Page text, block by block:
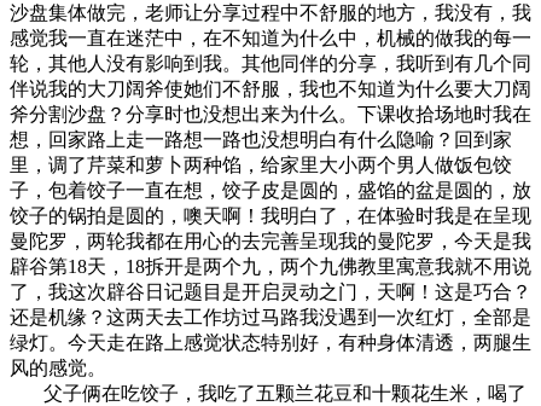
沙盘集体做完，老师让分享过程中不舒服的地方，我没有，我
感觉我一直在迷茫中，在不知道为什么中，机械的做我的每一
轮，其他人没有影响到我。其他同伴的分享，我听到有几个同
伴说我的大刀阔斧使她们不舒服，我也不知道为什么要大刀阔
斧分割沙盘？分享时也没想出来为什么。下课收拾场地时我在
想，回家路上走一路想一路也没想明白有什么隐喻？回到家
里，调了芹菜和萝卜两种馅，给家里大小两个男人做饭包饺
子，包着饺子一直在想，饺子皮是圆的，盛馅的盆是圆的，放
饺子的锅拍是圆的，噢天啊！我明白了，在体验时我是在呈现
曼陀罗，两轮我都在用心的去完善呈现我的曼陀罗，今天是我
辟谷第18天，18拆开是两个九，两个九佛教里寓意我就不用说
了，我这次辟谷日记题目是开启灵动之门，天啊！这是巧合？
还是机缘？这两天去工作坊过马路我没遇到一次红灯，全部是
绿灯。今天走在路上感觉状态特别好，有种身体清透，两腿生
风的感觉。
父子俩在吃饺子，我吃了五颗兰花豆和十颗花生米，喝了